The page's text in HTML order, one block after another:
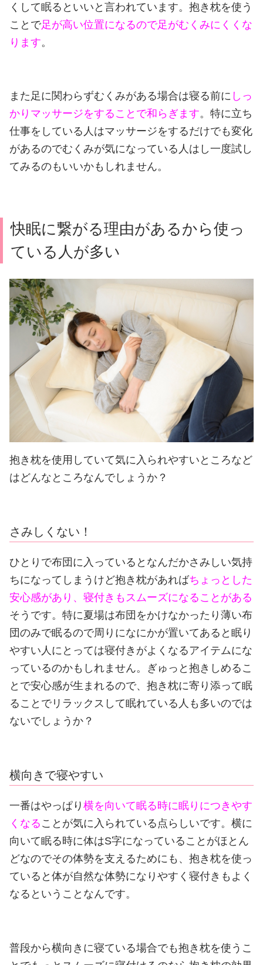
くして眠るといいと言われています。 抱き枕を使う
ことで足が高い位置になるので足がむくみにくくな
ります。
また足に関わらずむくみがある場合は寝る前に しっ
かりマッサージをすることで和らぎます。 特に立ち
仕事をしている人はマッサージをするだけでも変化
があるのでむくみが気になっている人はし一度試し
てみるのもいいかもしれません。
快眠に繋がる理由があるから使っ
ている人が多い
抱き枕を使用していて気に入られやすいところなど
はどんなところなんでしょうか？
さみしくない！
ひとりで布団に入っているとなんだかさみしい気持
ちになってしまうけど抱き枕があればちょっとした
安心感があり、寝付きもスムーズになることがある
そうです。 特に夏場は布団をかけなかったり薄い布
団のみで眠るので周りになにかが置いてあると眠り
やすい人にとっては寝付きがよくなるアイテムにな
っているのかもしれません。
ぎゅっと抱きしめるこ
とで安心感が生まれるので、抱き枕に寄り添って眠
ることでリラックスして眠れている人も多いのでは
ないでしょうか？
横向きで寝やすい
一番はやっぱり 横を向いて眠る時に眠りにつきやす
くなる ことが気に入られている点らしいです。 横に
向いて眠る時に体はS字になっていることがほとん
どなのでその体勢を支えるためにも、抱き枕を使っ
ていると体が自然な体勢になりやすく寝付きもよく
なるということなんです。
普段から横向きに寝ている場合でも抱き枕を使うこ